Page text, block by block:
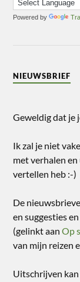
Powered by
NIEUWSBRIEF
Geweldig dat je
Ik zal je niet
met verhalen en
vertellen heb :-)
De
en suggesties
(gelinkt aanOp
van mijn reizen
Uitschrijven